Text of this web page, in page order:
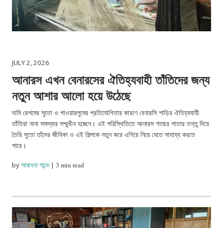
JULY 2, 2026
আনারস এখন বেনারসের ঐতিহ্যবাহী তাঁতিদের জন্য
নতুন আশার আলো হয়ে উঠেছে
দামি রেশমের সুতো ও পাওয়ারলুমের প্রতিযোগিতার কারণে বেনারসি শাড়ির ঐতিহ্যবাহী
তাঁতিরা নানা সমস্যার সম্মুখীন হচ্ছেন। এই পরিস্থিতিতে আনারস গাছের পাতার তন্তু দিয়ে
তৈরি সুতো তাঁদের জীবিকা ও এই শিল্পকে নতুন করে এগিয়ে নিয়ে যেতে সাহায্য করতে
পারে।
byআরাধনা পান্ডে |3 min read